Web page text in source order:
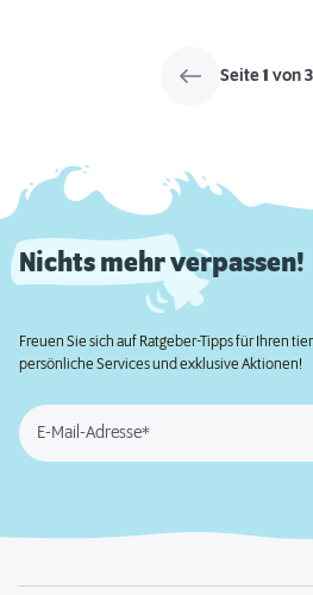
Seite1 von 3
Nichts mehr verpassen!
Freuen Sie sich auf Ratgeber-Tipps für Ihren
persönliche Services und exklusive Aktionen!
E-Mail-Adresse*